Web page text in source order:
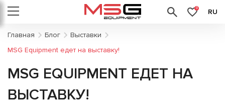
0 RU
Главная Блог
Выставки
MSG Equipment едет на выставку!
MSG EQUIPMENT ЕДЕТ НА
ВЫСТАВКУ!